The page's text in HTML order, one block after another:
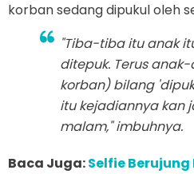
korban sedang dipukul oleh
"Tiba-tiba itu anak
ditepuk. Terus
korban) bilang
itu kejadiannya kan
malam," imbuhnya.
Baca Juga:Selfie